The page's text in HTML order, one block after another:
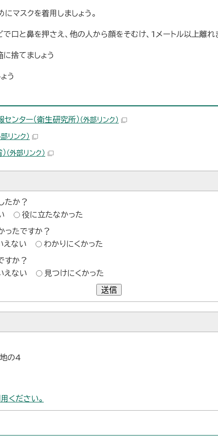
マスクを着用しましょう。
口と鼻を押さえ、他の人から顔をそむけ、1メートル以上離れ
に捨てましょう
う
ンター（衛生研究所） （外部リンク）
部リンク）
（外部リンク）
たか？
役に立たなかった
ったですか？
えない わかりにくかった
すか？
えない 見つけにくかった
送信
の4
ください。